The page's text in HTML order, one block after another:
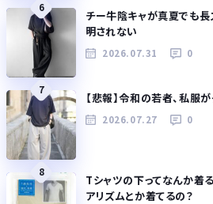
6
チー牛陰キャが真夏でも長
明されない
2026.07.31 0
7
【悲報】令和の若者、私服
2026.07.27 0
8
Tシャツの下ってなんか着
アリズムとか着てるの？